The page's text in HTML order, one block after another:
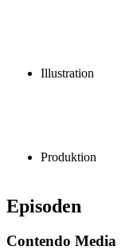
Illustration
Produktion
Episoden
Contendo Media